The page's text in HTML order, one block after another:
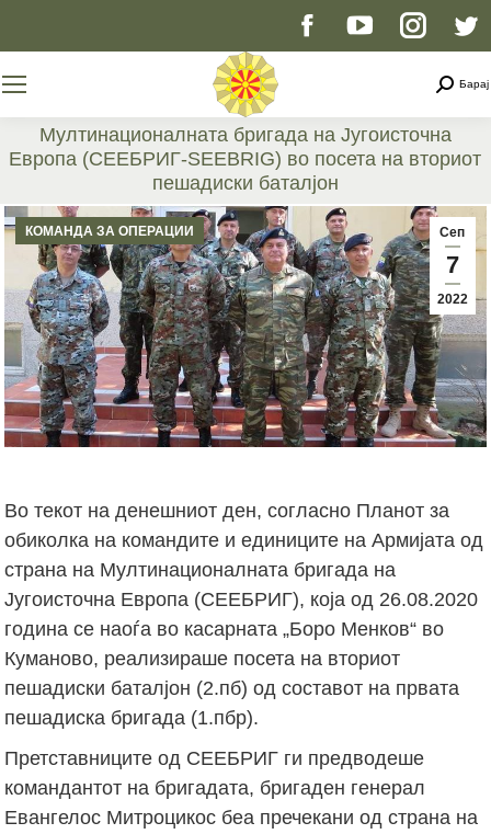
Facebook
opens
in
new
window
YouTube
opens
new
window
page
opens
new
window
Барај
Мултинационалната бригада на Југоисточна
Европа (СЕЕБРИГ-SEEBRIG) во посета на вториот
пешадиски баталјон
You are here:
Сеп
7
2022
КОМАНДА ЗА ОПЕРАЦИИ
Во текот на денешниот ден, согласно Планот за
обиколка на командите и единиците на Армијата од
страна на Мултинационалната бригада на
Југоисточна Европа (СЕЕБРИГ), која од 26.08.2020
година се наоѓа во касарната „Боро Менков“ во
Куманово, реализираше посета на вториот
пешадиски баталјон (2.пб) од составот на првата
пешадиска бригада (1.пбр).
Претставниците од СЕЕБРИГ ги предводеше
командантот на бригадата, бригаден генерал
Евангелос Митроцикос беа пречекани од страна на